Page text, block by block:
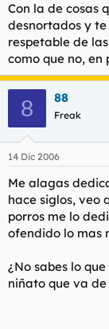
Con la de cosas
desnortados y
respetable de
como que no, en
8 88
Freak
14 Dic 2006
Me alagas
hace siglos, veo
porros me lo
ofendido lo mas
¿No sabes lo
niñato que va